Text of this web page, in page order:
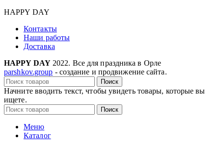
HAPPY DAY
Контакты
Наши работы
Доставка
HAPPY DAY 2022. Все для праздника в Орле
parshkov.group - создание и продвижение сайта.
Поиск
Начните вводить текст, чтобы увидеть товары, которые вы
ищете.
Поиск
Меню
Каталог